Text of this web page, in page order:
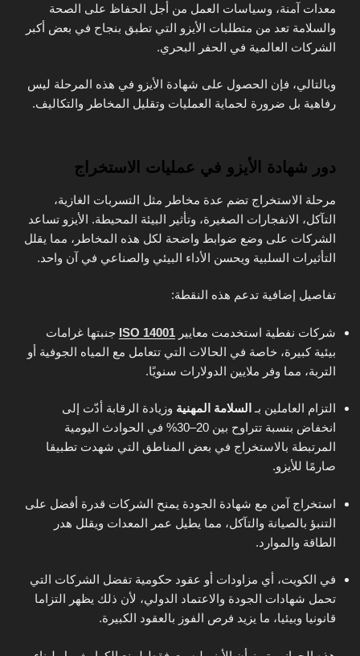
معدات آمنة، وسياسات العمل من أجل الحفاظ على الصحة
والسلامة تعد من متطلبات الأيزو التي تطبق بنجاح في بعض أكبر
الشركات العالمية في الحفر البحري.
وبالتالي، فإن الحصول على شهادة الأيزو في هذه المرحلة ليس
رفاهية بل ضرورة لحماية العمليات وتقليل المخاطر والتكاليف.
دور شهادة الأيزو في عمليات الاستخراج
مرحلة الاستخراج تضم عدة مخاطر مثل التسربات الغازية،
التآكل، الانفجارات الصغيرة، وتأثير البيئة المحيطة. الأيزو تساعد
الشركات على وضع ضوابط واضحة لكل هذه المخاطر، مما يقلل
التأثيرات السلبية ويحسن الأداء البيئي والصناعي في آن واحد.
تفاصيل إضافية تدعم هذه النقطة:
شركات نفطية استخدمت معايير ISO 14001 جنبتها غرامات
بيئية كبيرة، خاصة في الحالات التي تتعامل مع المياه الجوفية أو
التربة، مما وفر ملايين الدولارات سنويًا.
التزام العاملين بـ السلامة المهنية وزيادة الرقابة أدّت إلى
انخفاض بنسبة تتراوح بين 20–30% في الحوادث اليومية
المرتبطة بالاستخراج في بعض المناطق التي شهدت تطبيقا
صارمًا للأيزو.
استخراج آمن مع شهادة الجودة يمنح الشركات قدرة أفضل على
التنبؤ بالصيانة والتآكل، مما يطيل عمر المعدات ويقلل هدر
الطاقة والموارد.
في الكويت، أي مزاودات أو عقود حكومية تفضل الشركات التي
تحمل شهادات الجودة والاعتماد الدولي، لأن ذلك يظهر التزاما
قانونيا وبيئيا، ما يزيد فرص الفوز بالعقود الكبيرة.